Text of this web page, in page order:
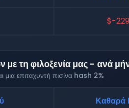
$-
τη φιλοξενία μας - ανά
επιταχυντή πισίνα hash 2%
Καθαρά